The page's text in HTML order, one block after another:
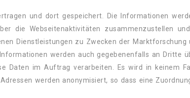
und dort gespeichert. Die Informationen
die Webseitenaktivitäten zusammenzustellen
Dienstleistungen zu Zwecken der Marktforschung
werden auch gegebenenfalls an Dritte
Daten im Auftrag verarbeiten. Es wird in keinem
werden anonymisiert, so dass eine